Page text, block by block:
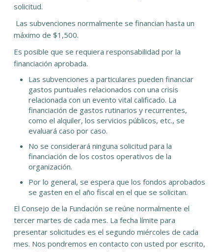
solicitud.
Las subvenciones normalmente se financian hasta un
máximo de $1,500.
Es posible que se requiera responsabilidad por la
financiación aprobada.
Las subvenciones a particulares pueden financiar
gastos puntuales relacionados con una crisis
relacionada con un evento vital calificado. La
financiación de gastos rutinarios y recurrentes,
como el alquiler, los servicios públicos, etc., se
evaluará caso por caso.
No se considerará ninguna solicitud para la
financiación de los costos operativos de la
organización.
Por lo general, se espera que los fondos aprobados
se gasten en el año fiscal en el que se solicitan.
El Consejo de la Fundación se reúne normalmente el
tercer martes de cada mes. La fecha límite para
presentar solicitudes es el segundo miércoles de cada
mes. Nos pondremos en contacto con usted por escrito,